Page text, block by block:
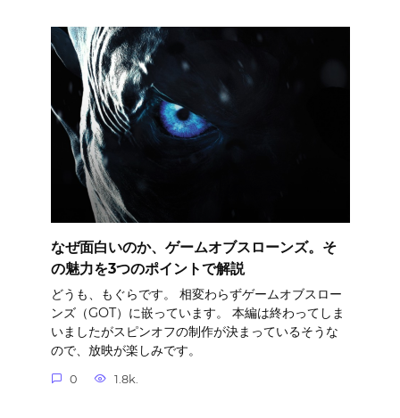
なぜ面白いのか、ゲームオブスローンズ。そ
の魅力を3つのポイントで解説
どうも、もぐらです。 相変わらずゲームオブスロー
ンズ（GOT）に嵌っています。 本編は終わってしま
いましたがスピンオフの制作が決まっているそうな
ので、放映が楽しみです。
0 1.8k.